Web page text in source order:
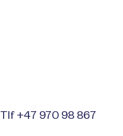
Tlf +47 970 98 867